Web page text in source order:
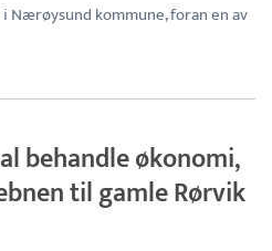
Nærøysund kommune, foran en av
behandle økonomi,
til gamle Rørvik